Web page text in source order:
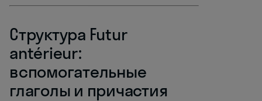
Структура Futur
antérieur:
вспомогательные
глаголы и причастия